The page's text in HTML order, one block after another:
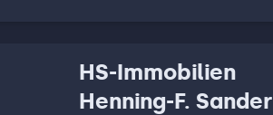
HS-Immobilien
Henning-F. Sander